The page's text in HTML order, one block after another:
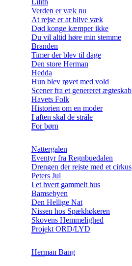
Verden er væk nu
At rejse er at blive væk
Død konge kæmper ikke
Du vil altid høre min stemme
Branden
Timer der blev til dage
Den store Herman
Hedda
Hun blev røvet med vold
Scener fra et genereret ægteskab
Havets Folk
Historien om en moder
I aften skal de stråle
For børn
Nattergalen
Eventyr fra Regnbuedalen
Drengen der rejste med et cirkus
Peters Jul
I et hvert gammelt hus
Bamsebyen
Den Hellige Nat
Nissen hos Spækhøkeren
Skovens Hemmelighed
Projekt ORD/LYD
Herman Bang